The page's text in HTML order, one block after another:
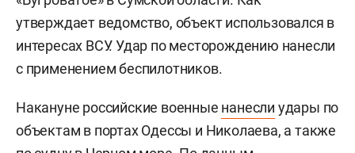
утверждает ведомство, объект использовался в
интересах ВСУ. Удар по месторождению нанесли
с применением беспилотников.
Накануне российские военные нанесли удары по
объектам в портах Одессы и Николаева, а также